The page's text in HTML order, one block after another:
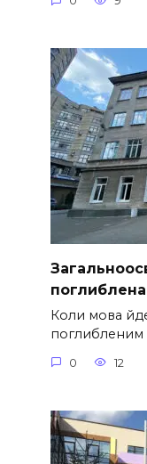
поглиблена
Коли мова
поглибленим
0 12